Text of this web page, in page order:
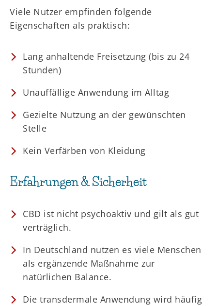
Viele Nutzer empfinden folgende
Eigenschaften als praktisch:
Lang anhaltende Freisetzung (bis zu 24
Stunden)
Unauffällige Anwendung im Alltag
Gezielte Nutzung an der gewünschten
Stelle
Kein Verfärben von Kleidung
Erfahrungen & Sicherheit
CBD ist nicht psychoaktiv und gilt als gut
verträglich.
In Deutschland nutzen es viele Menschen
als ergänzende Maßnahme zur
natürlichen Balance.
Die transdermale Anwendung wird häufig